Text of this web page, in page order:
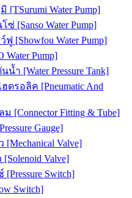
Water Pump]
[Sanso Water Pump]
[Showfou Water Pump]
Pump]
ำ [Water Pressure Tank]
รอลิค [Pneumatic And
[Connector Fitting & Tube]
Gauge]
Valve]
Valve]
Switch]
Switch]